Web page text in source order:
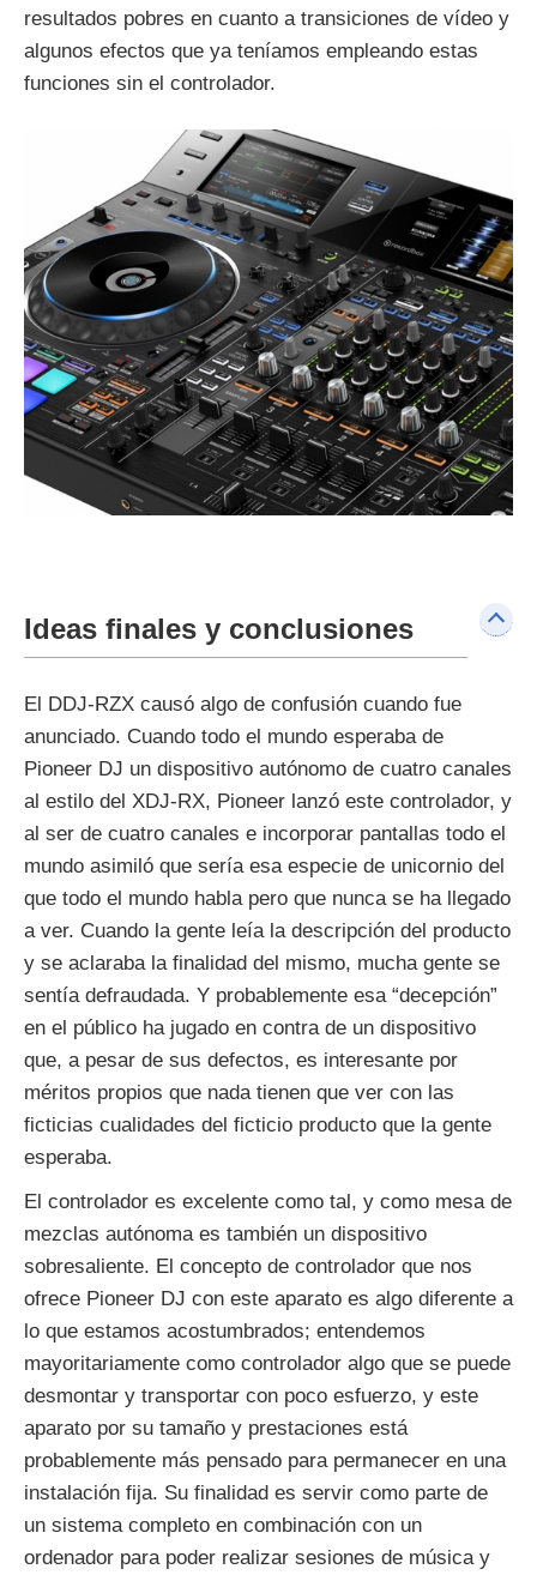
resultados pobres en cuanto a transiciones de vídeo y
algunos efectos que ya teníamos empleando estas
funciones sin el controlador.
Ideas finales y conclusiones
El DDJ-RZX causó algo de confusión cuando fue
anunciado. Cuando todo el mundo esperaba de
Pioneer DJ un dispositivo autónomo de cuatro canales
al estilo del XDJ-RX, Pioneer lanzó este controlador, y
al ser de cuatro canales e incorporar pantallas todo el
mundo asimiló que sería esa especie de unicornio del
que todo el mundo habla pero que nunca se ha llegado
a ver. Cuando la gente leía la descripción del producto
y se aclaraba la finalidad del mismo, mucha gente se
sentía defraudada. Y probablemente esa “decepción”
en el público ha jugado en contra de un dispositivo
que, a pesar de sus defectos, es interesante por
méritos propios que nada tienen que ver con las
ficticias cualidades del ficticio producto que la gente
esperaba.
El controlador es excelente como tal, y como mesa de
mezclas autónoma es también un dispositivo
sobresaliente. El concepto de controlador que nos
ofrece Pioneer DJ con este aparato es algo diferente a
lo que estamos acostumbrados; entendemos
mayoritariamente como controlador algo que se puede
desmontar y transportar con poco esfuerzo, y este
aparato por su tamaño y prestaciones está
probablemente más pensado para permanecer en una
instalación fija. Su finalidad es servir como parte de
un sistema completo en combinación con un
ordenador para poder realizar sesiones de música y